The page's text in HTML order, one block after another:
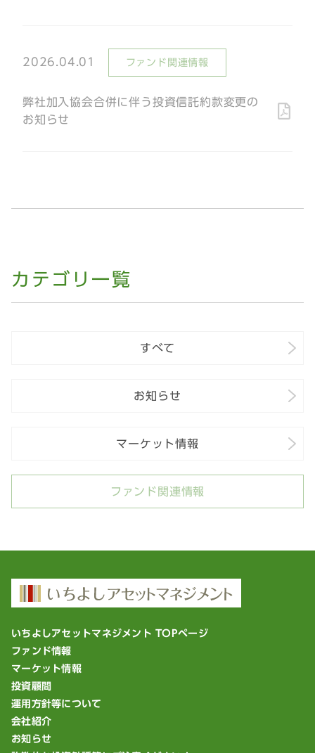
2026.04.01 ファンド関連情報
弊社加入協会合併に伴う投資信託約款変更の
お知らせ
カテゴリ一覧
すべて
お知らせ
マーケット情報
ファンド関連情報
いちよしアセットマネジメント TOPページ
ファンド情報
マーケット情報
投資顧問
運用方針等について
会社紹介
お知らせ